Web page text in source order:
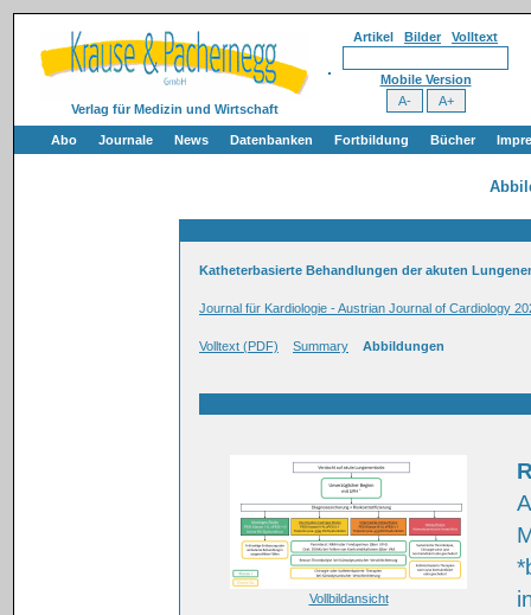
Verlag für Medizin und Wirtschaft
Artikel Bilder Volltext
Mobile Version
Abo Journale News Datenbanken Fortbildung Bücher
Katheterbasierte Behandlungen der akuten
Journal für Kardiologie - Austrian Journal of Cardiology
Volltext (PDF) Summary Abbildungen
Vollbildansicht